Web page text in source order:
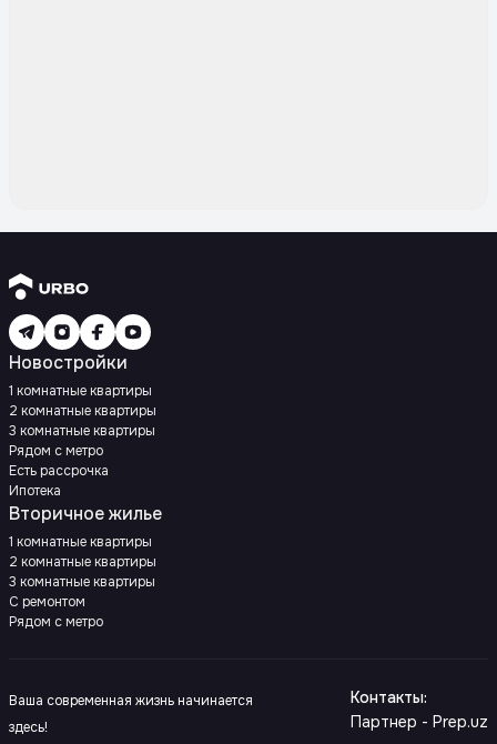
Новостройки
1 комнатные квартиры
2 комнатные квартиры
3 комнатные квартиры
Рядом с метро
Есть рассрочка
Ипотека
Вторичное жилье
1 комнатные квартиры
2 комнатные квартиры
3 комнатные квартиры
С ремонтом
Рядом с метро
Ваша современная жизнь начинается
здесь!
Контакты:
Партнер - Prep.uz